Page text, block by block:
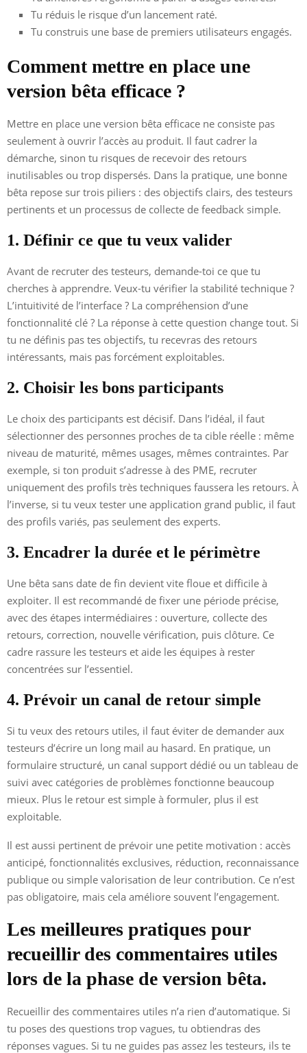
Tu réduis le risque d’un lancement raté.
Tu construis une base de premiers utilisateurs engagés.
Comment mettre en place une
version bêta efficace ?
Mettre en place une version bêta efficace ne consiste pas
seulement à ouvrir l’accès au produit. Il faut cadrer la
démarche, sinon tu risques de recevoir des retours
inutilisables ou trop dispersés. Dans la pratique, une bonne
bêta repose sur trois piliers : des objectifs clairs, des testeurs
pertinents et un processus de collecte de feedback simple.
1. Définir ce que tu veux valider
Avant de recruter des testeurs, demande-toi ce que tu
cherches à apprendre. Veux-tu vérifier la stabilité technique ?
L’intuitivité de l’interface ? La compréhension d’une
fonctionnalité clé ? La réponse à cette question change tout. Si
tu ne définis pas tes objectifs, tu recevras des retours
intéressants, mais pas forcément exploitables.
2. Choisir les bons participants
Le choix des participants est décisif. Dans l’idéal, il faut
sélectionner des personnes proches de ta cible réelle : même
niveau de maturité, mêmes usages, mêmes contraintes. Par
exemple, si ton produit s’adresse à des PME, recruter
uniquement des profils très techniques faussera les retours. À
l’inverse, si tu veux tester une application grand public, il faut
des profils variés, pas seulement des experts.
3. Encadrer la durée et le périmètre
Une bêta sans date de fin devient vite floue et difficile à
exploiter. Il est recommandé de fixer une période précise,
avec des étapes intermédiaires : ouverture, collecte des
retours, correction, nouvelle vérification, puis clôture. Ce
cadre rassure les testeurs et aide les équipes à rester
concentrées sur l’essentiel.
4. Prévoir un canal de retour simple
Si tu veux des retours utiles, il faut éviter de demander aux
testeurs d’écrire un long mail au hasard. En pratique, un
formulaire structuré, un canal support dédié ou un tableau de
suivi avec catégories de problèmes fonctionne beaucoup
mieux. Plus le retour est simple à formuler, plus il est
exploitable.
Il est aussi pertinent de prévoir une petite motivation : accès
anticipé, fonctionnalités exclusives, réduction, reconnaissance
publique ou simple valorisation de leur contribution. Ce n’est
pas obligatoire, mais cela améliore souvent l’engagement.
Les meilleures pratiques pour
recueillir des commentaires utiles
lors de la phase de version bêta.
Recueillir des commentaires utiles n’a rien d’automatique. Si
tu poses des questions trop vagues, tu obtiendras des
réponses vagues. Si tu ne guides pas assez les testeurs, ils te